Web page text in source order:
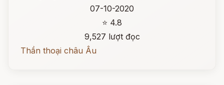
07-10-2020
⭐ 4.8
9,527 lượt đọc
Thần thoại châu Âu